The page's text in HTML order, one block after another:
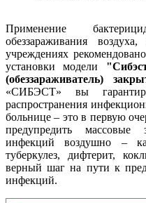
Применение
обеззараживания
учреждениях
установки модели
(обеззараживатель)
«СИБЭСТ» вы
распространения
больнице – это в первую
предупредить массовые
инфекций воздушно –
туберкулез, дифтерит,
верный шаг на пути к
инфекций.